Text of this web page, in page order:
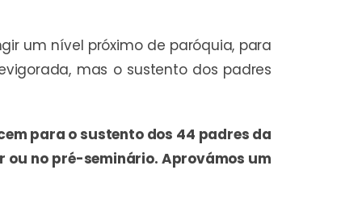
um nível próximo de paróquia, para
mas o sustento dos padres
para o sustento dos 44 padres da
ou no pré-seminário. Aprovámos um